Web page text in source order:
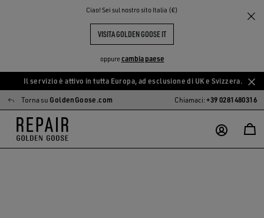
Ciao! Sei sul nostro sito Italia (€)
VISITA GOLDEN GOOSE IT
oppurecambia paese
Vai
al
contenuto
principale
Vai
al
contenuto
del
piè
Il servizio è attivo in tutta Europa, ad esclusione di UK e Svizzera.
Torna su GoldenGoose.com Chiamaci:+39 0281480316